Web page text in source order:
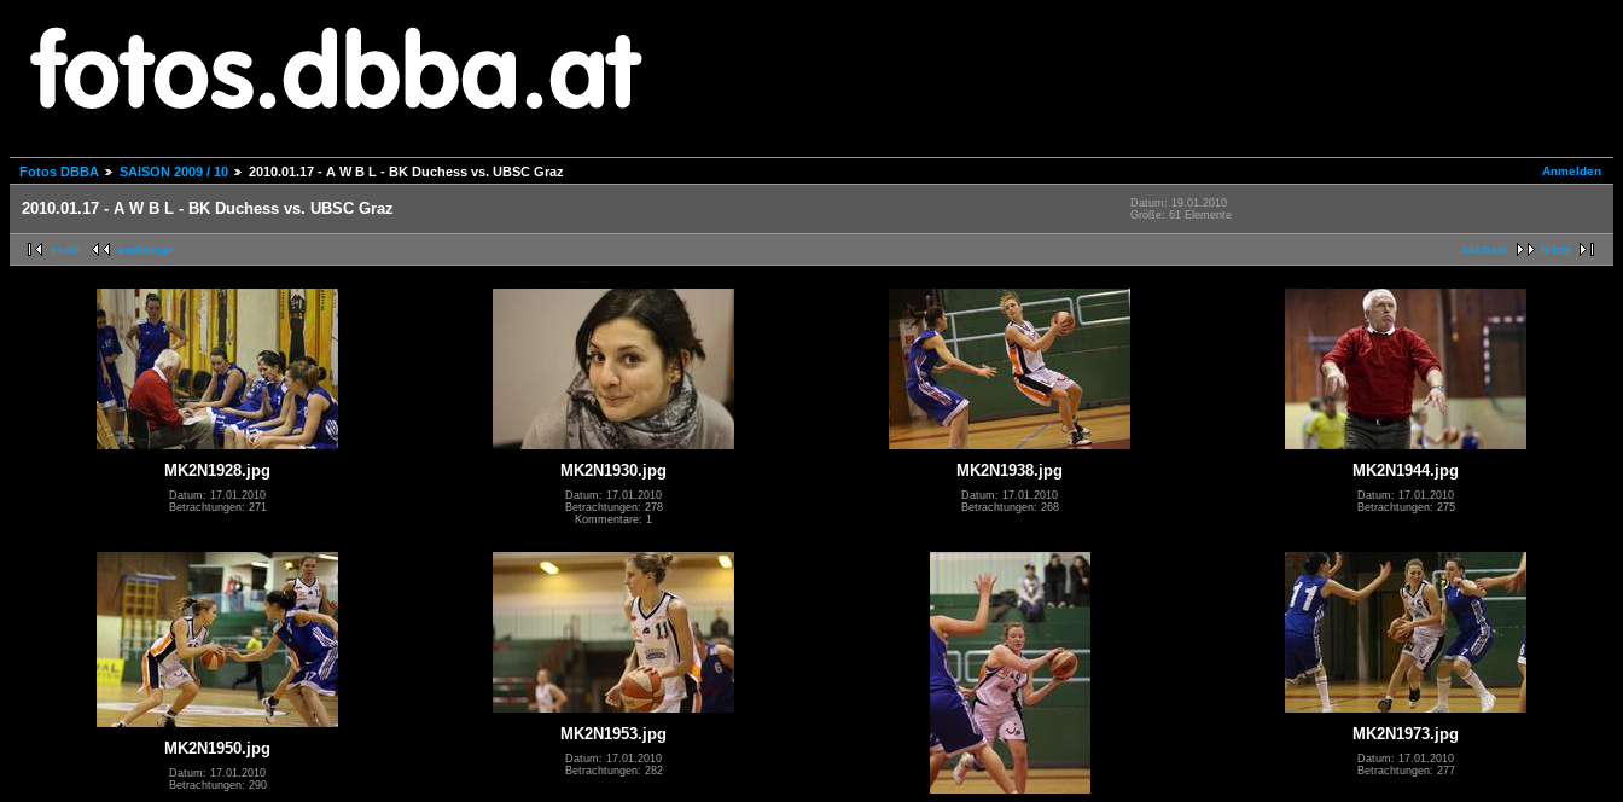
Anmelden
Fotos DBBA SAISON 2009 / 10 2010.01.17 - A W B L - BK Duchess vs. UBSC Graz
2010.01.17 - A W B L - BK Duchess vs. UBSC Graz
Datum: 19.01.2010
Größe: 61 Elemente
nächste letzte
erste vorherige
MK2N1928.jpg
Datum: 17.01.2010
Betrachtungen: 271
MK2N1930.jpg
Datum: 17.01.2010
Betrachtungen: 278
Kommentare: 1
MK2N1938.jpg
Datum: 17.01.2010
Betrachtungen: 268
MK2N1944.jpg
Datum: 17.01.2010
Betrachtungen: 275
MK2N1950.jpg
Datum: 17.01.2010
Betrachtungen: 290
MK2N1953.jpg
Datum: 17.01.2010
Betrachtungen: 282
MK2N1973.jpg
Datum: 17.01.2010
Betrachtungen: 277